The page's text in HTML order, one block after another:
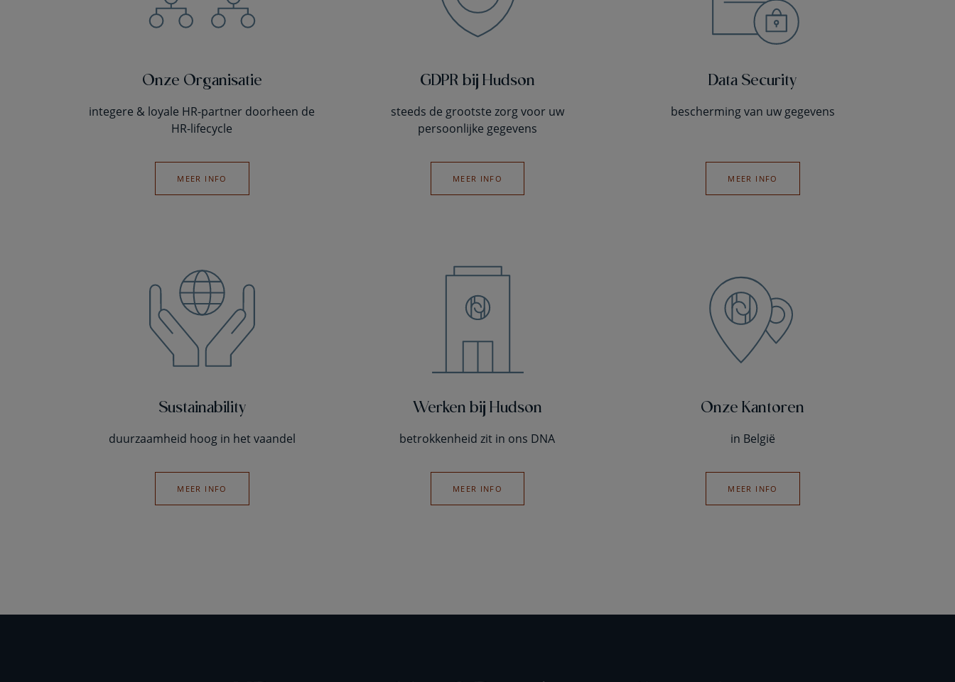
Onze Organisatie
integere & loyale HR-partner doorheen de
HR-lifecycle
MEER INFO
GDPR bij Hudson
steeds de grootste zorg voor uw
persoonlijke gegevens
MEER INFO
Data Security
bescherming van uw gegevens
MEER INFO
Sustainability
duurzaamheid hoog in het vaandel
MEER INFO
Werken bij Hudson
betrokkenheid zit in ons DNA
MEER INFO
Onze Kantoren
in België
MEER INFO